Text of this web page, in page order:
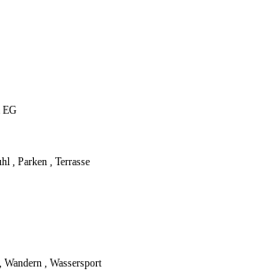
EG
, Parken , Terrasse
, Wandern , Wassersport